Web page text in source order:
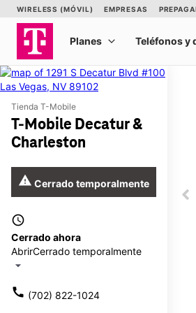
Tienda T-Mobile
T-Mobile Decatur &
Charleston
warning Cerrado temporalmente
access_time
Cerrado ahora
AbrirCerrado temporalmente
arrow_drop_down
call (702) 822-1024